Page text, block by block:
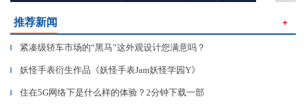
推荐新闻 ＋
▎ 紧凑级轿车市场的“黑马”这外观设计您满意吗？
▎ 妖怪手表衍生作品《妖怪手表Jam妖怪学园Y》
▎ 住在5G网络下是什么样的体验？2分钟下载一部